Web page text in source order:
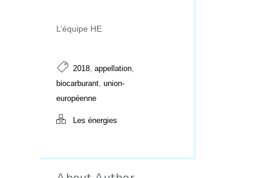
L’équipe HE
2018 appellation
biocarburant union-
européenne
Les énergies